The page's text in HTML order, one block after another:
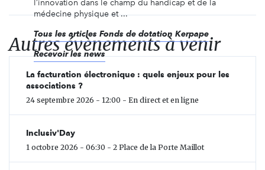
l’innovation dans le champ du handicap et de la
médecine physique et ...
Tous les articles Fonds de dotation Kerpape
Recevoir les news
Autres évènements à venir
La facturation électronique : quels enjeux pour les
associations ?
24 septembre 2026 - 12:00 - En direct et en ligne
Inclusiv'Day
1 octobre 2026 - 06:30 - 2 Place de la Porte Maillot